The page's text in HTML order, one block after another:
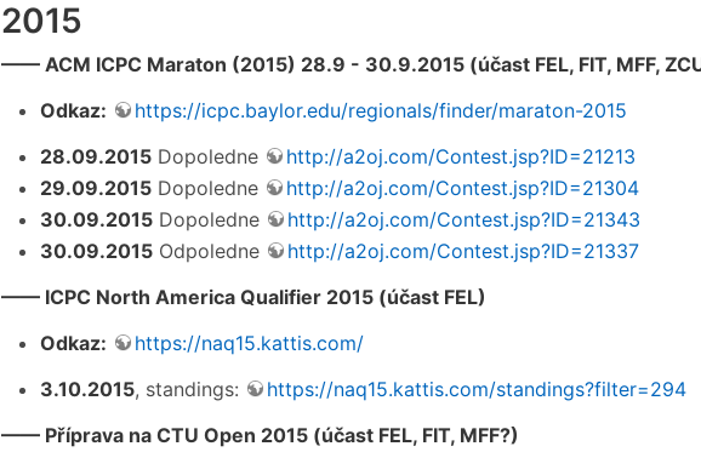
2015
—— ACM ICPC Maraton (2015) 28.9 - 30.9.2015 (účast FEL, FIT, MFF,
Odkaz:
https://icpc.baylor.edu/regionals/finder/maraton-2015
28.09.2015 Dopoledne
http://a2oj.com/Contest.jsp?ID=21213
29.09.2015 Dopoledne
http://a2oj.com/Contest.jsp?ID=21304
30.09.2015 Dopoledne
http://a2oj.com/Contest.jsp?ID=21343
30.09.2015 Odpoledne
http://a2oj.com/Contest.jsp?ID=21337
—— ICPC North America Qualifier 2015 (účast FEL)
Odkaz:
https://naq15.kattis.com/
3.10.2015, standings:
https://naq15.kattis.com/standings?filter=294
—— Příprava na CTU Open 2015 (účast FEL, FIT, MFF?)